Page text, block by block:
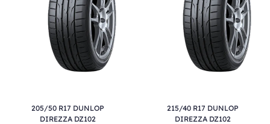
205/50 R17 DUNLOP
DIREZZA DZ102
215/40 R17 DUNLOP
DIREZZA DZ102